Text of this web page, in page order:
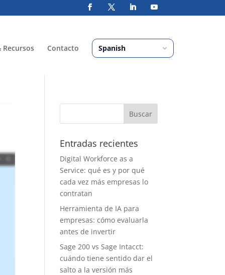
Contacto
Entradas recientes
Digital Workforce as a
Service: qué es y por qué
cada vez más empresas lo
contratan
Herramienta de IA para
empresas: cómo evaluarla
antes de invertir
Sage 200 vs Sage Intacct:
cuándo tiene sentido dar el
salto a la versión más